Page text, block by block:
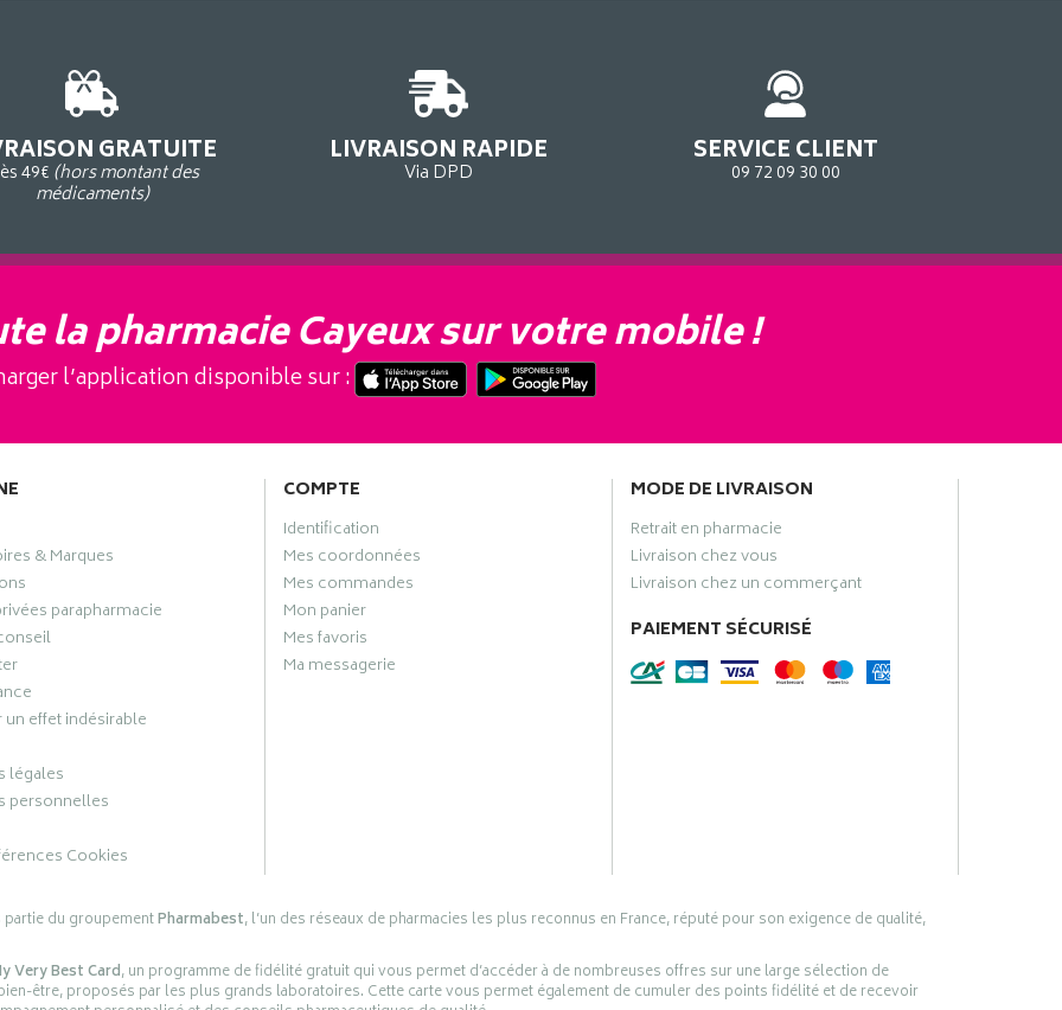
GRATUITE
49€(hors montant des
médicaments)
LIVRAISON RAPIDE
Via DPD
SERVICE CLIENT
09 72 09 30 00
la pharmacie Cayeux sur votre mobile !
l’application disponible sur :
& Marques
parapharmacie
effet indésirable
légales
personnelles
Cookies
COMPTE
Identification
Mes coordonnées
Mes commandes
Mon panier
Mes favoris
Ma messagerie
MODE DE LIVRAISON
Retrait en pharmacie
Livraison chez vous
Livraison chez un commerçant
PAIEMENT SÉCURISÉ
du groupementPharmabest, l’un des réseaux de pharmacies les plus reconnus en France, réputé pour son exigence de qualité,
Very Best Card, un programme de fidélité gratuit qui vous permet d’accéder à de nombreuses offres sur une large sélection de
être, proposés par les plus grands laboratoires. Cette carte vous permet également de cumuler des points fidélité et de recevoir